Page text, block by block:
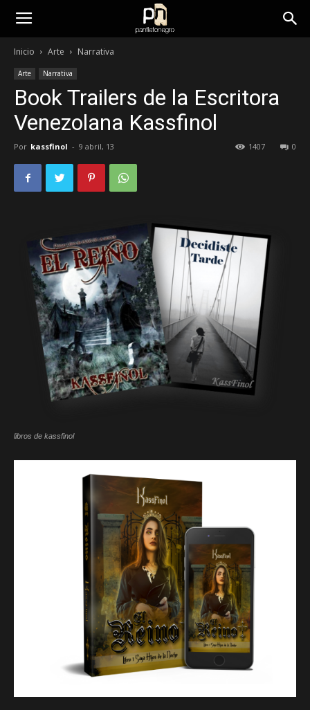
panfletonegro
Inicio Arte Narrativa
Arte Narrativa
Book Trailers de la Escritora
Venezolana Kassfinol
Por kassfinol - 9 abril, 13 0
1407
libros de kassfinol